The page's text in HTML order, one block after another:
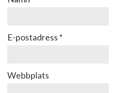
E-postadress *
Webbplats